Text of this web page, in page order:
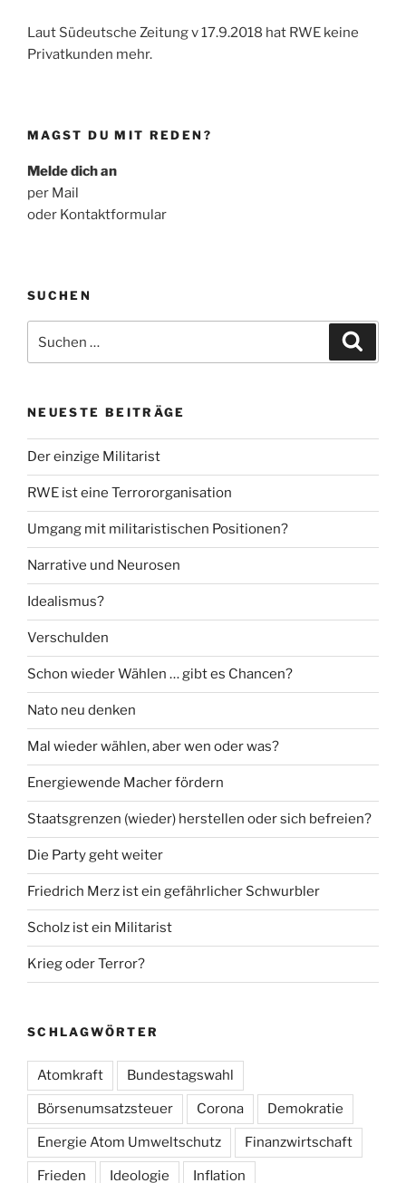
Laut Südeutsche Zeitung v 17.9.2018 hat RWE keine
Privatkunden mehr.
MAGST DU MIT REDEN?
Melde dich an
per Mail
oder Kontaktformular
SUCHEN
nach:
NEUESTE BEITRÄGE
Der einzige Militarist
RWE ist eine Terrororganisation
Umgang mit militaristischen Positionen?
Narrative und Neurosen
Idealismus?
Verschulden
Schon wieder Wählen … gibt es Chancen?
Nato neu denken
Mal wieder wählen, aber wen oder was?
Energiewende Macher fördern
Staatsgrenzen (wieder) herstellen oder sich befreien?
Die Party geht weiter
Friedrich Merz ist ein gefährlicher Schwurbler
Scholz ist ein Militarist
Krieg oder Terror?
SCHLAGWÖRTER
Atomkraft Bundestagswahl
Börsenumsatzsteuer Corona Demokratie
Energie Atom Umweltschutz Finanzwirtschaft
Frieden Ideologie Inflation